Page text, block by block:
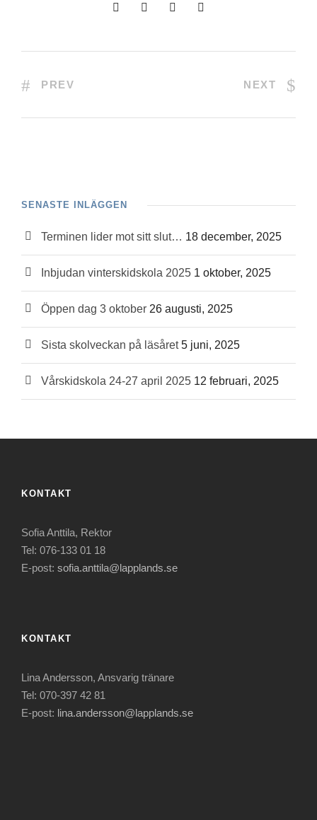
PREV NEXT
SENASTE INLÄGGEN
Terminen lider mot sitt slut… 18 december, 2025
Inbjudan vinterskidskola 2025 1 oktober, 2025
Öppen dag 3 oktober 26 augusti, 2025
Sista skolveckan på läsåret 5 juni, 2025
Vårskidskola 24-27 april 2025 12 februari, 2025
KONTAKT
Sofia Anttila, Rektor
Tel: 076-133 01 18
E-post: sofia.anttila@lapplands.se
KONTAKT
Lina Andersson, Ansvarig tränare
Tel: 070-397 42 81
E-post: lina.andersson@lapplands.se